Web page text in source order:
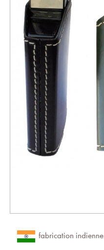
fabrication indienne